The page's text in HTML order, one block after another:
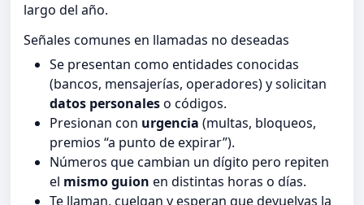
largo del año.
Señales comunes en llamadas no deseadas
Se presentan como entidades conocidas
(bancos, mensajerías, operadores) y solicitan
datos personaleso códigos.
Presionan con urgencia (multas, bloqueos,
premios “a punto de expirar”).
Números que cambian un dígito pero repiten
el mismo guion en distintas horas o días.
Te llaman, cuelgan y esperan que devuelvas la